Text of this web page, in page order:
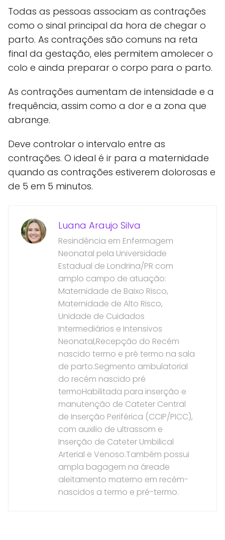
Todas as pessoas associam as contrações
como o sinal principal da hora de chegar o
parto. As contrações são comuns na reta
final da gestação, eles permitem amolecer o
colo e ainda preparar o corpo para o parto.
As contrações aumentam de intensidade e a
frequência, assim como a dor e a zona que
abrange.
Deve controlar o intervalo entre as
contrações. O ideal é ir para a maternidade
quando as contrações estiverem dolorosas e
de 5 em 5 minutos.
Luana Araujo Silva
Resindência em Enfermagem
Neonatal pela Universidade
Estadual de Londrina/PR com
amplo campo de atuação:
Maternidade de Baixo Risco,
Maternidade de Alto Risco,
Unidade de Cuidados
Intermediários e Intensivos
Neonatal,Recepção do Recém
nascido termo e pré termo na sala
de parto.Segmento ambulatorial
do recém nascido pré
termoHabilitada para inserção e
manutenção de Cateter Central
de Inserção Periférica (CCIP/PICC),
com auxilio de ultrassom e
Inserção de Cateter Umbilical
Arterial e Venoso.Também possui
ampla bagagem na áreade
aleitamento materno em recém-
nascidos a termo e pré-termo.